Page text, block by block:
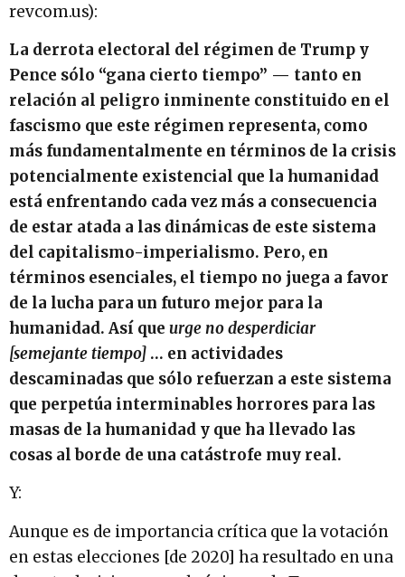
revcom.us):
La derrota electoral del régimen de Trump y
Pence sólo “gana cierto tiempo” — tanto en
relación al peligro inminente constituido en el
fascismo que este régimen representa, como
más fundamentalmente en términos de la crisis
potencialmente existencial que la humanidad
está enfrentando cada vez más a consecuencia
de estar atada a las dinámicas de este sistema
del capitalismo-imperialismo. Pero, en
términos esenciales, el tiempo no juega a favor
de la lucha para un futuro mejor para la
humanidad. Así que urge no desperdiciar
[semejante tiempo] … en actividades
descaminadas que sólo refuerzan a este sistema
que perpetúa interminables horrores para las
masas de la humanidad y que ha llevado las
cosas al borde de una catástrofe muy real.
Y:
Aunque es de importancia crítica que la votación
en estas elecciones [de 2020] ha resultado en una